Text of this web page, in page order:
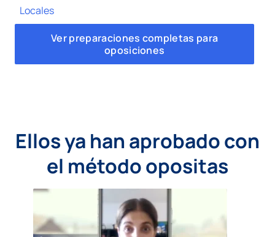
Locales
Ver preparaciones completas para
oposiciones
Ellos ya han aprobado con
el método opositas